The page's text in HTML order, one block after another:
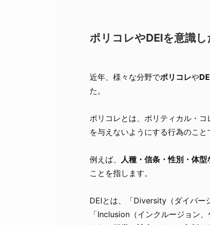
ポリコレやDEIを意識
近年、様々な分野でポリコレや
た。
ポリコレとは、ポリティカル・
を与えないようにする行為のこと
例えば、 人種・信条・性別・体
ことを指します。
DEIとは、「Diversity（ダイバー
「Inclusion（インクルージョン